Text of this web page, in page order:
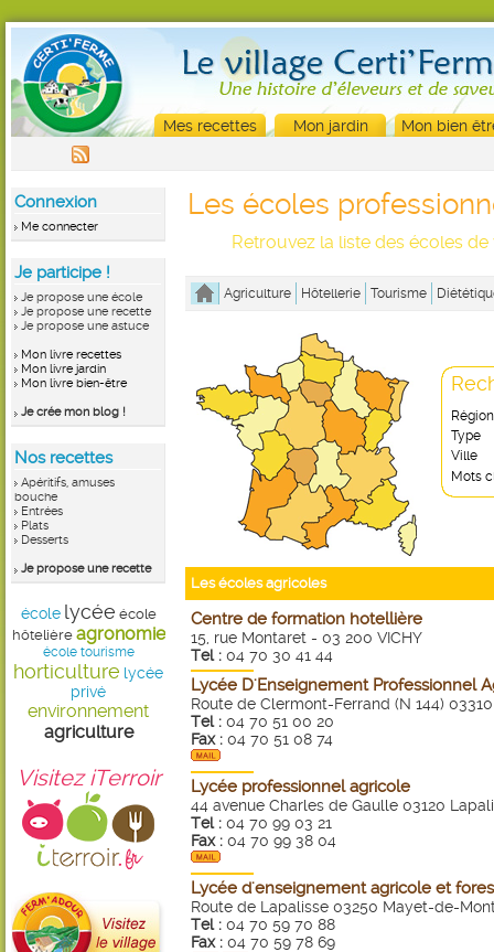
Mes recettes Mon jardin Mon bien
Connexion
Me connecter
Je participe !
Je propose une école
Je propose une recette
Je propose une astuce
Mon livre recettes
Mon livre jardin
Mon livre bien-être
Je crée mon blog !
Nos recettes
Apéritifs, amuses
bouche
Entrées
Plats
Desserts
Je propose une recette
école lycée école
hôtelière agronomie
école tourisme
horticulture lycée
privé
environnement
agriculture
Visitez iTerroir
Les écoles
Retrouvez la liste des écoles
Agriculture Hôtellerie Tourisme
Région
Type
Ville
Mots
Les écoles agricoles
Centre de formation hotellière
15, rue Montaret - 03 200 VICHY
Tel : 04 70 30 41 44
Lycée D'Enseignement Professionnel
Route de Clermont-Ferrand (N 144)
Tel : 04 70 51 00 20
Fax : 04 70 51 08 74
Lycée professionnel agricole
44 avenue Charles de Gaulle 03120
Tel : 04 70 99 03 21
Fax : 04 70 99 38 04
Lycée d'enseignement agricole et
Route de Lapalisse 03250 Mayet-de-
Tel : 04 70 59 70 88
Fax : 04 70 59 78 69